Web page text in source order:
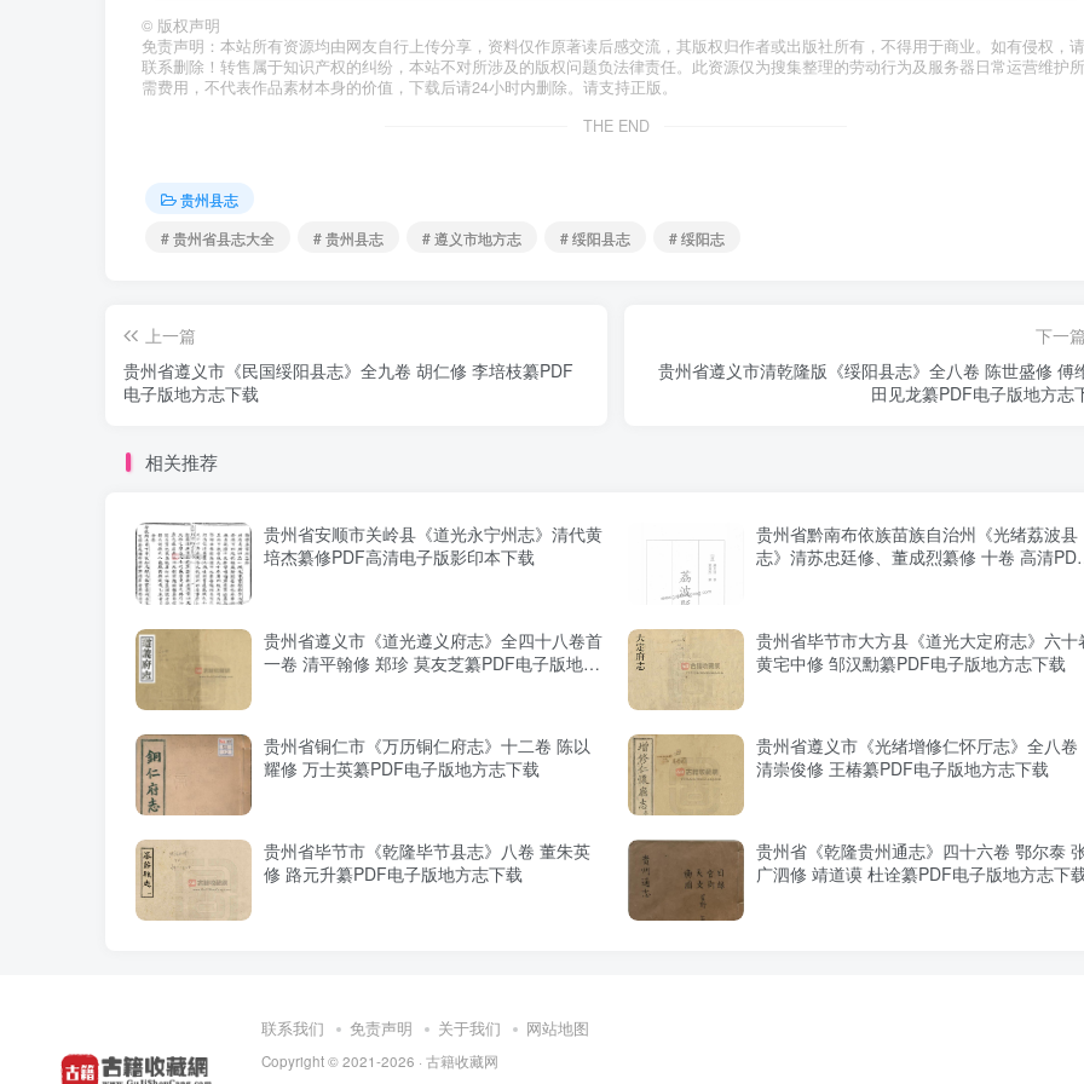
© 版权声明
免责声明：本站所有资源均由网友自行上传分享，资料仅作原著读后感交流，其版权归作者或出版社所有，不得用于商业。如有侵权，请
联系删除！转售属于知识产权的纠纷，本站不对所涉及的版权问题负法律责任。此资源仅为搜集整理的劳动行为及服务器日常运营维护所
需费用，不代表作品素材本身的价值，下载后请24小时内删除。请支持正版。
THE END
贵州县志
# 贵州省县志大全
# 贵州县志 # 遵义市地方志 # 绥阳县志 # 绥阳志
上一篇
贵州省遵义市《民国绥阳县志》全九卷 胡仁修 李培枝纂PDF
电子版地方志下载
下一篇
贵州省遵义市清乾隆版《绥阳县志》全八卷 陈世盛修 傅
田见龙纂PDF电子版地方志
相关推荐
贵州省安顺市关岭县《道光永宁州志》清代黄
培杰纂修PDF高清电子版影印本下载
贵州省黔南布依族苗族自治州《光绪荔波县
志》清苏忠廷修、董成烈纂修 十卷 高清
贵州省遵义市《道光遵义府志》全四十八卷首
一卷 清平翰修 郑珍 莫友芝纂PDF电子版地方
贵州省毕节市大方县《道光大定府志》六十
黄宅中修 邹汉勳纂PDF电子版地方志下载
贵州省铜仁市《万历铜仁府志》十二卷 陈以
耀修 万士英纂PDF电子版地方志下载
贵州省遵义市《光绪增修仁怀厅志》全八卷
清崇俊修 王椿纂PDF电子版地方志下载
贵州省毕节市《乾隆毕节县志》八卷 董朱英
修 路元升纂PDF电子版地方志下载
贵州省《乾隆贵州通志》四十六卷 鄂尔泰
广泗修 靖道谟 杜诠纂PDF电子版地方志下
联系我们 免责声明 关于我们 网站地图
Copyright © 2021-2026 · 古籍收藏网